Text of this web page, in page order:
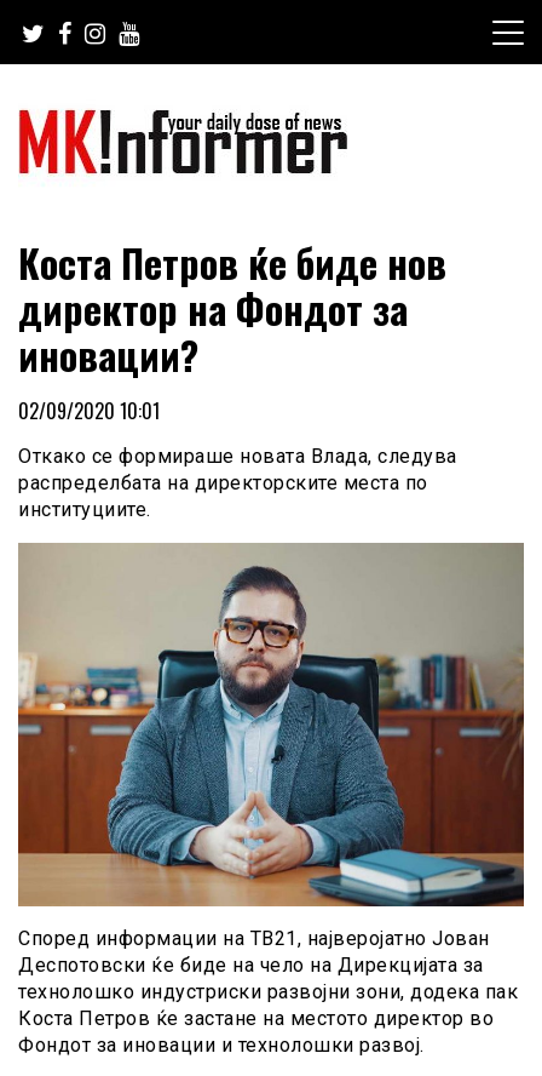
content
MKinformer
Коста Петров ќе биде нов
директор на Фондот за
иновации?
02/09/2020 10:01
Откако се формираше новата Влада, следува
распределбата на директорските места по
институциите.
Според информации на ТВ21, најверојатно Јован
Деспотовски ќе биде на чело на Дирекцијата за
технолошко индустриски развојни зони, додека пак
Коста Петров ќе застане на местото директор во
Фондот за иновации и технолошки развој.